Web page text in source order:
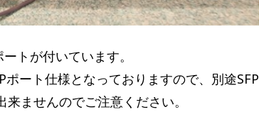
トが付いています。
ート仕様となっておりますので、別途SFP
ませんのでご注意ください。